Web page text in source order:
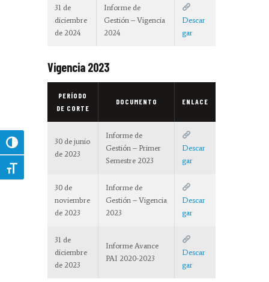
Toggle High Contrast
Toggle Font size
31 de
diciembre
de 2024
Informe de
Gestión – Vigencia
2024
Descar
gar
Vigencia 2023
PERÍODO
DE CORTE
DOCUMENTO ENLACE
30 de junio
de 2023
Informe de
Gestión – Primer
Semestre 2023
Descar
gar
30 de
noviembre
de 2023
Informe de
Gestión – Vigencia
2023
Descar
gar
31 de
diciembre
de 2023
Informe Avance
PAI 2020-2023
Descar
gar